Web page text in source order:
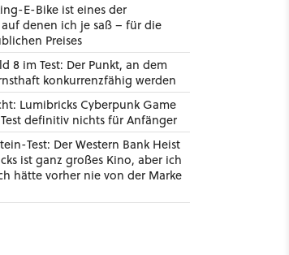
E-Bike ist eines der
denen ich je saß – für die
Preises
8 im Test: Der Punkt, an dem
konkurrenzfähig werden
Lumibricks Cyberpunk Game
definitiv nichts für Anfänger
Test: Der Western Bank Heist
ist ganz großes Kino, aber ich
hätte vorher nie von der Marke